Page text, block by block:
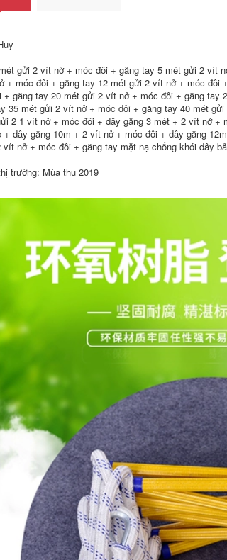
gà
rào
lưới
lưới
trang
cao
xây
dung
197,000
Lưới bảo vệ ban
công lưới nhựa
hàng rào an toàn
cửa sổ chống trộm
pad cửa sổ chống
trình xây dựng
Tấm cao su cách
điện cao áp 3/5/10
mm đệm da công
nghiệp màu đen
chống trơn trượt
chống mài mòn đệm
luoi bao che
207,000
Cung cấp thang lên
thang mềm hàng hải
thang dây lên máy
bay với chứng chỉ
CCS dây thoat hiểm
183,000
Thang dây mềm
thang dây mềm
chống thoát hiểm
thang nhựa chống
trượt gia dụng
thang chống trượt
đặc biệt cho công
trường xây dựng
thang cứu hộ 10
mét thang cứu sinh
thang dây sơn nước
gửi 2 vít nở + móc đôi + găng tay 5 mét gửi 2 vít
+ móc đôi + găng tay 12 mét gửi 2 vít nở + móc
găng tay 20 mét gửi 2 vít nở + móc đôi + găng
35 mét gửi 2 vít nở + móc đôi + găng tay 40 mét
2 1 vít nở + móc đôi + dây găng 3 mét + 2 vít nở
dây găng 10m + 2 vít nở + móc đôi + dây găng
vít nở + móc đôi + găng tay mặt nạ chống khói dây
trường: Mùa thu 2019